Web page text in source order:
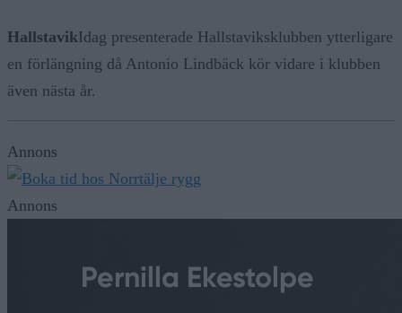
HallstavikIdag presenterade Hallstaviksklubben ytterligare
en förlängning då Antonio Lindbäck kör vidare i klubben
även nästa år.
Annons
Annons